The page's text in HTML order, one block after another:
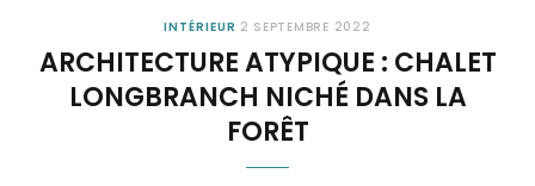
INTÉRIEUR 2 SEPTEMBRE 2022
ARCHITECTURE ATYPIQUE : CHALET
LONGBRANCH NICHÉ DANS LA
FORÊT